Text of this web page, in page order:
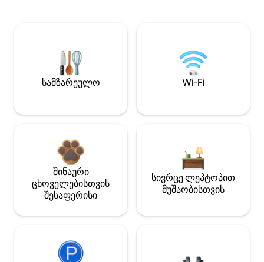
სამზარეულო Wi-Fi
შინაური
ცხოველებისთვის
შესაფერისი
სივრცე ლეპტოპით
მუშაობისთვის